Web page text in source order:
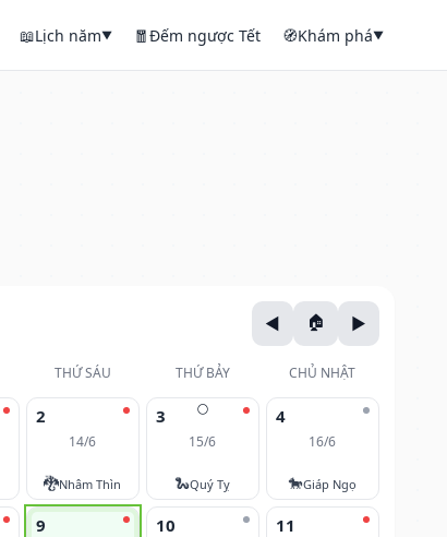
📖Lịch năm▼ 🧧Đếm ngược Tết 🧭Khám phá▼
THỨ SÁU THỨ BẢY CHỦ NHẬT
2
14/6
🐉Nhâm Thìn
🌕
3
15/6
🐍Quý Tỵ
4
16/6
🐎Giáp Ngọ
9 10 11